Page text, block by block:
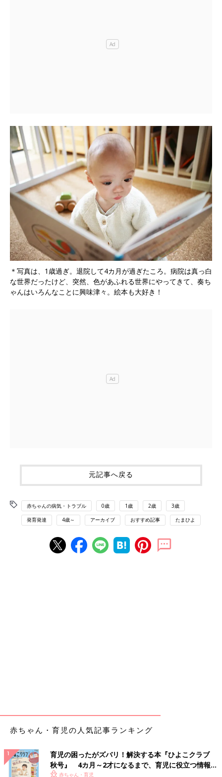
＊写真は、1歳過ぎ。退院して4カ月が過ぎたころ。病院は真っ白
な世界だったけど、突然、色があふれる世界にやってきて、奏ち
ゃんはいろんなことに興味津々。絵本も大好き！
元記事へ戻る
赤ちゃんの病気・トラブル 0歳 1歳 2歳 3歳
発育発達 4歳～ アーカイブ おすすめ記事 たまひよ
赤ちゃん・育児の人気記事ランキング
育児の困ったがズバリ！解決する本『ひよこクラブ
秋号』 4カ月～2才になるまで、育児に役立つ情報が
赤ちゃん・育児